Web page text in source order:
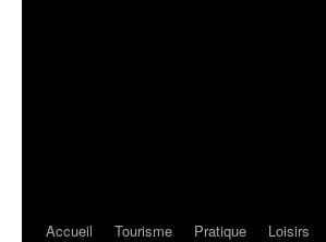
Accueil Tourisme Pratique Loisirs